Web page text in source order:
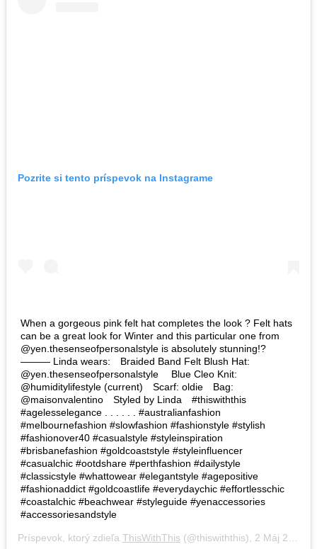
Pozrite si tento príspevok na Instagrame
When a gorgeous pink felt hat completes the look ? Felt hats
can be a great look for Winter and this particular one from ⠀
@yen.thesenseofpersonalstyle is absolutely stunning!?
——— Linda wears:⠀ Braided Band Felt Blush Hat:
@yen.thesenseofpersonalstyle ⠀ Blue Cleo Knit:
@humiditylifestyle (current)⠀ Scarf: oldie⠀ Bag:
@maisonvalentino⠀ Styled by Linda⠀ #thiswiththis
#agelesselegance . . . . . . #australianfashion
#melbournefashion #slowfashion #fashionstyle #stylish
#fashionover40 #casualstyle #styleinspiration
#brisbanefashion #goldcoaststyle #styleinfluencer
#casualchic #ootdshare #perthfashion #dailystyle
#classicstyle #whattowear #elegantstyle #agepositive
#fashionaddict #goldcoastlife #everydaychic #effortlesschic
#coastalchic #beachwear #styleguide #yenaccessories
#accessoriesandstyle⠀
Príspevok, ktorý zdieľa ThisWithThis (@thiswiththis), 2 Máj 2019 o 12:18 PDT